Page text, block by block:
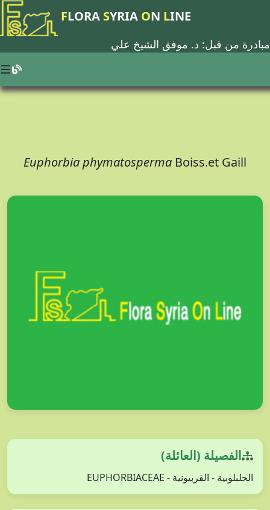
FLORA SYRIA ON LINE
مبادرة من قبل: د. موفق الشيخ علي
Euphorbia phymatosperma Boiss.et Gaill
الفصيلة (العائلة)
الحلبلوبية - القربيونية - EUPHORBIACEAE